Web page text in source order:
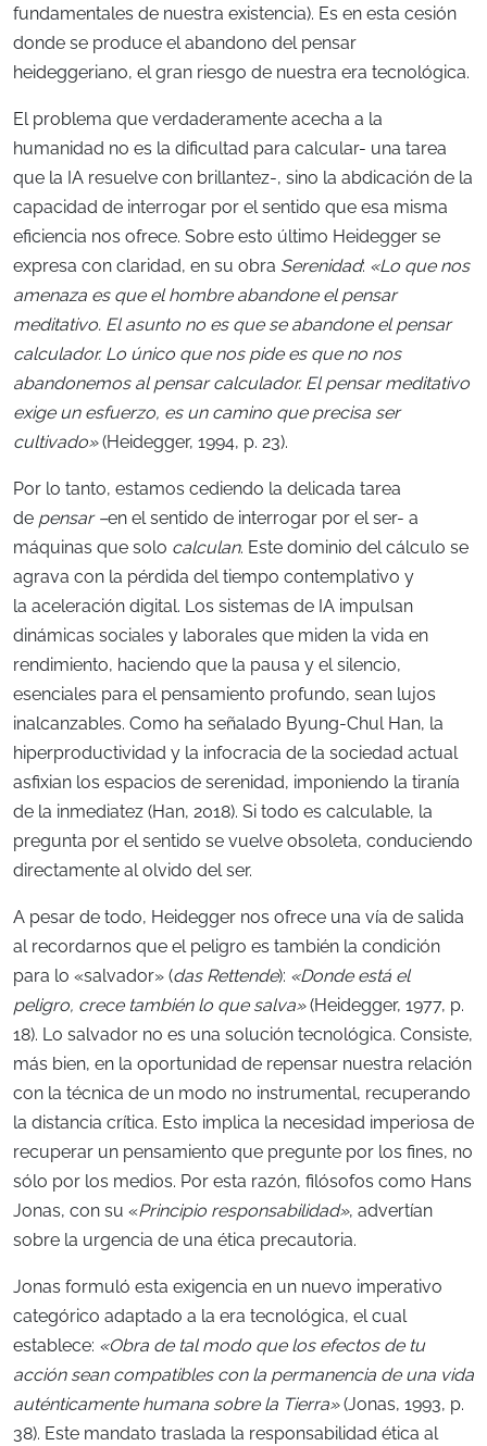
fundamentales de nuestra existencia). Es en esta cesión
donde se produce el abandono del pensar
heideggeriano, el gran riesgo de nuestra era tecnológica.
El problema que verdaderamente acecha a la
humanidad no es la dificultad para calcular- una tarea
que la IA resuelve con brillantez-, sino la abdicación de la
capacidad de interrogar por el sentido que esa misma
eficiencia nos ofrece. Sobre esto último Heidegger se
expresa con claridad, en su obra Serenidad: «Lo que nos
amenaza es que el hombre abandone el pensar
meditativo. El asunto no es que se abandone el pensar
calculador. Lo único que nos pide es que no nos
abandonemos al pensar calculador. El pensar meditativo
exige un esfuerzo, es un camino que precisa ser
cultivado»(Heidegger, 1994, p. 23).
Por lo tanto, estamos cediendo la delicada tarea
de pensar –en el sentido de interrogar por el ser- a
máquinas que solo calculan. Este dominio del cálculo se
agrava con la pérdida del tiempo contemplativo y
la aceleración digital. Los sistemas de IA impulsan
dinámicas sociales y laborales que miden la vida en
rendimiento, haciendo que la pausa y el silencio,
esenciales para el pensamiento profundo, sean lujos
inalcanzables. Como ha señalado Byung-Chul Han, la
hiperproductividad y la infocracia de la sociedad actual
asfixian los espacios de serenidad, imponiendo la tiranía
de la inmediatez (Han, 2018). Si todo es calculable, la
pregunta por el sentido se vuelve obsoleta, conduciendo
directamente al olvido del ser.
A pesar de todo, Heidegger nos ofrece una vía de salida
al recordarnos que el peligro es también la condición
para lo «salvador» (das Rettende): «Donde está el
peligro, crece también lo que salva»(Heidegger, 1977, p.
18). Lo salvador no es una solución tecnológica. Consiste,
más bien, en la oportunidad de repensar nuestra relación
con la técnica de un modo no instrumental, recuperando
la distancia crítica. Esto implica la necesidad imperiosa de
recuperar un pensamiento que pregunte por los fines, no
sólo por los medios. Por esta razón, filósofos como Hans
Jonas, con su «Principio responsabilidad», advertían
sobre la urgencia de una ética precautoria.
Jonas formuló esta exigencia en un nuevo imperativo
categórico adaptado a la era tecnológica, el cual
establece: «Obra de tal modo que los efectos de tu
acción sean compatibles con la permanencia de una vida
auténticamente humana sobre la Tierra»(Jonas, 1993, p.
38). Este mandato traslada la responsabilidad ética al